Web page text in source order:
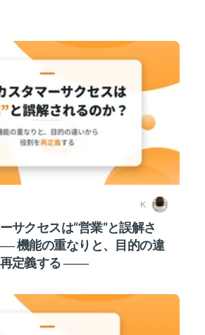
K
サクセスは“営業”と誤解さ
機能の重なりと、目的の違
再定義する ――